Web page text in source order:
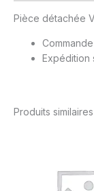
Pièce détachée
Expédition
Produits similaires